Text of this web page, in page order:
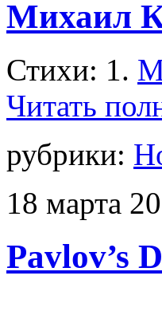
Михаил
Стихи: 1.
Читать
рубрики:
18 марта
Pavlov’s